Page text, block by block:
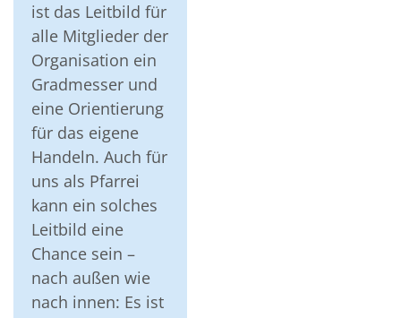
ist das Leitbild für
alle Mitglieder der
Organisation ein
Gradmesser und
eine Orientierung
für das eigene
Handeln. Auch für
uns als Pfarrei
kann ein solches
Leitbild eine
Chance sein –
nach außen wie
nach innen: Es ist